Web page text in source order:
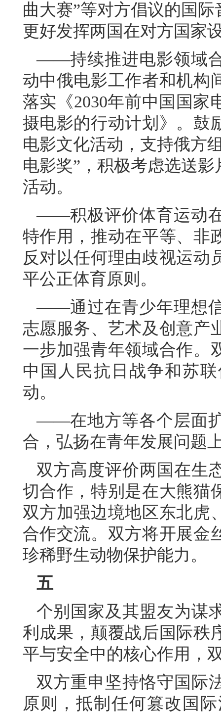
曲大赛”等对方倡议的国
更好发挥两国在对方国家
——持续推进电影领域
动中俄电影工作者和机构
落实《2030年前中国国家
摄电影的行动计划》。鼓
电影文化活动，支持俄方
电影奖”，积极考虑选送
活动。
——积极评价体育运动
特作用，推动在平等、非
反对以任何理由歧视运动
平公正体育原则。
——通过在青少年理想
志愿服务、艺术及创意产
一步加强青年领域合作。
中国人民抗日战争和苏
动。
——在地方等各个层面
合，弘扬在青年发展问题
双方高度评价两国在生
切合作，特别是在大熊猫
双方加强边境地区东北虎
合作交流。双方将开展金
珍稀野生动物保护能力。
五
个别国家及其盟友为谋
利成果，颠覆战后国际秩
平与安全中的核心作用，
双方重申坚持恪守国际
原则，抵制任何篡改国